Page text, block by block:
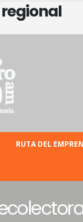
RUTA DEL